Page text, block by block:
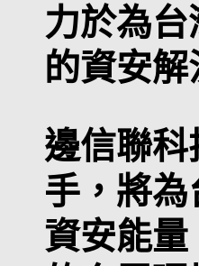
力於為
的資安解
邊信聯
手，將
資安能